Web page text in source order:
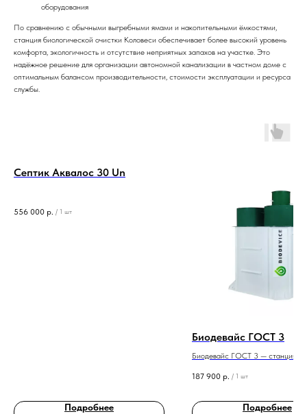
оборудования
По сравнению с обычными выгребными ямами и накопительными ёмкостями,
станция биологической очистки Коловеси обеспечивает более высокий уровень
комфорта, экологичность и отсутствие неприятных запахов на участке. Это
надёжное решение для организации автономной канализации в частном доме с
оптимальным балансом производительности, стоимости эксплуатации и ресурса
службы.
Септик Аквалос 30 Un
556 000 р. / 1 шт
Подробнее
Биодевайс ГОСТ 3
Биодевайс ГОСТ 3 — станция
производительностью 0,6 м³/
187 900 р. / 1 шт
Подробнее